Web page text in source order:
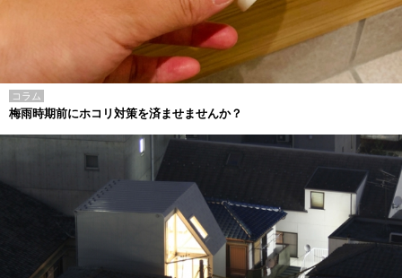
コラム
梅雨時期前にホコリ対策を済ませませんか？